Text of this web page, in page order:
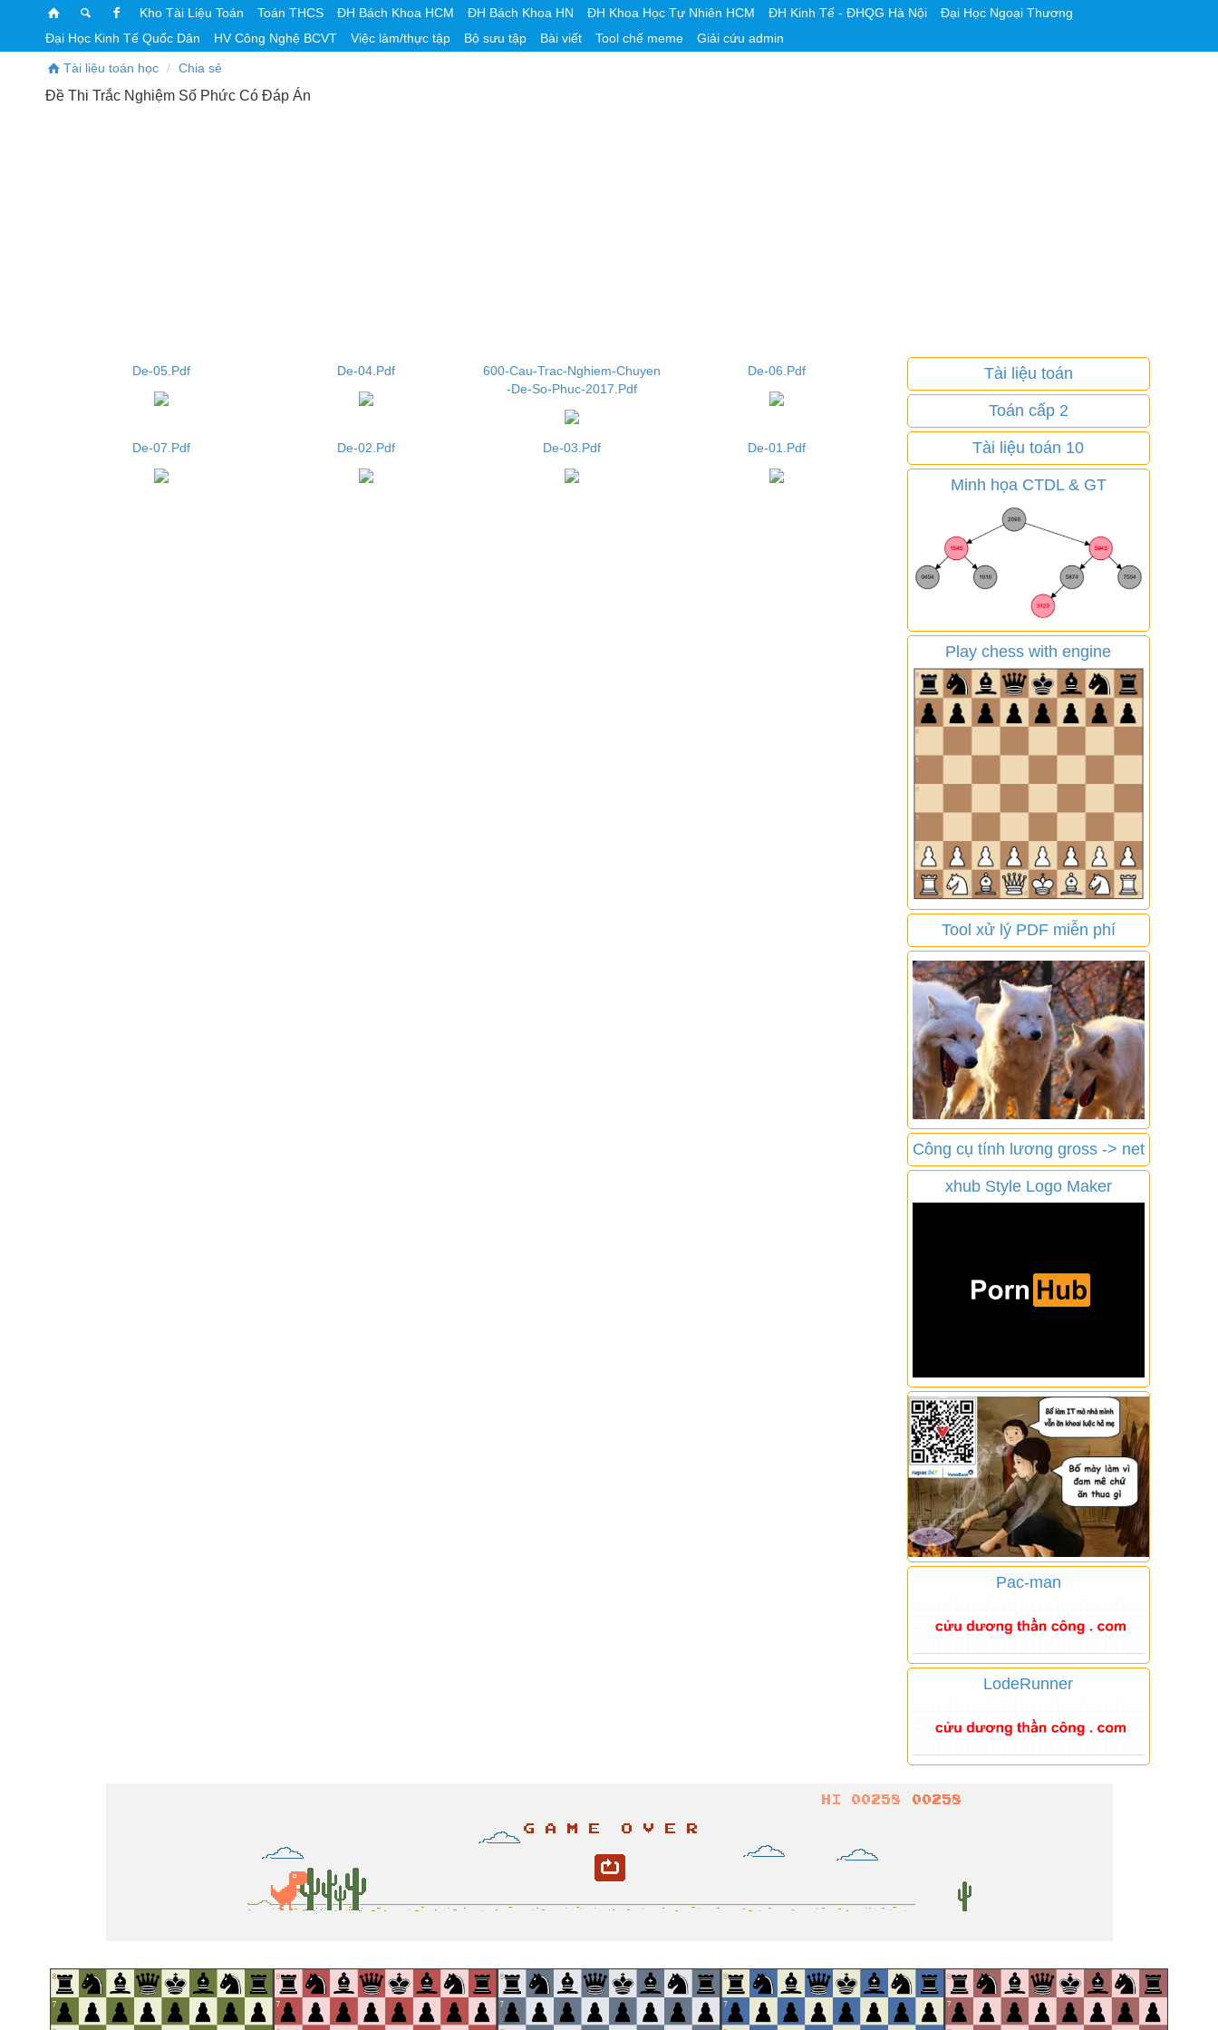
Kho Tài Liệu Toán Toán THCS ĐH Bách Khoa HCM ĐH Bách Khoa HN ĐH Khoa Học Tự Nhiên HCM ĐH Kinh Tế - ĐHQG Hà Nội
Đại Học Ngoại Thương
Đại Học Kinh Tế Quốc Dân
HV Công Nghệ BCVT Việc làm/thực tập Bộ sưu tập Bài viết Tool chế meme Giải cứu admin
Tài liệu toán học Chia sẻ
Đề Thi Trắc Nghiệm Số Phức Có Đáp Án
De-05.Pdf De-04.Pdf
600-Cau-Trac-Nghiem-Chuyen
-De-So-Phuc-2017.Pdf
De-06.Pdf
De-07.Pdf De-02.Pdf De-03.Pdf De-01.Pdf
Tài liệu toán
Toán cấp 2
Tài liệu toán 10
Minh họa CTDL & GT
Play chess with engine
Tool xử lý PDF miễn phí
Công cụ tính lương gross -> net
xhub Style Logo Maker
Pac-man
LodeRunner